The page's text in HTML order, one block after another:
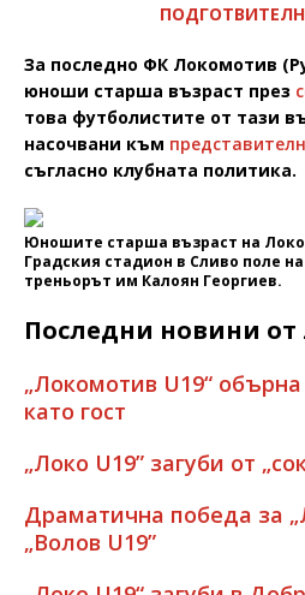
За последно ФК Локомотив
юноши старша възраст през
това футболистите от тази
насочвани към
съгласно клубната политика.
Юношите старша възраст на
Градския стадион в Сливо поле на
треньорът им Калоян Георгиев.
Последни новини
„Локомотив U19“
като гост
„Локо U19” загуби от
Драматична победа за
„Волов U19”